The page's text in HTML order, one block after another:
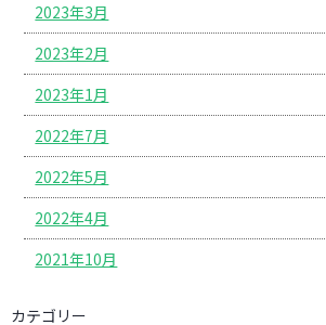
2023年3月
2023年2月
2023年1月
2022年7月
2022年5月
2022年4月
2021年10月
カテゴリー